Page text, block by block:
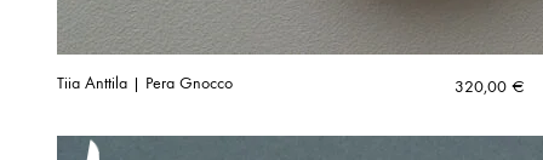
Tiia Anttila | Pera Gnocco 320,00 €